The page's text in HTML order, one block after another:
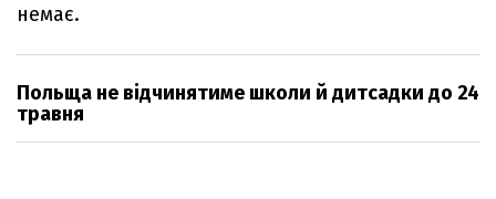
немає.
Польща не відчинятиме школи й дитсадки до 24
травня